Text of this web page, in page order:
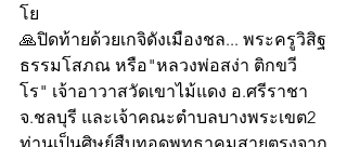
โย
🙏ปิดท้ายด้วยเกจิดังเมืองชล... พระครูวิสิฐ
ธรรมโสภณ หรือ"หลวงพ่อสง่า ติกขวี
โร" เจ้าอาวาสวัดเขาไม้แดง อ.ศรีราชา
จ.ชลบุรี และเจ้าคณะตำบลบางพระเขต2